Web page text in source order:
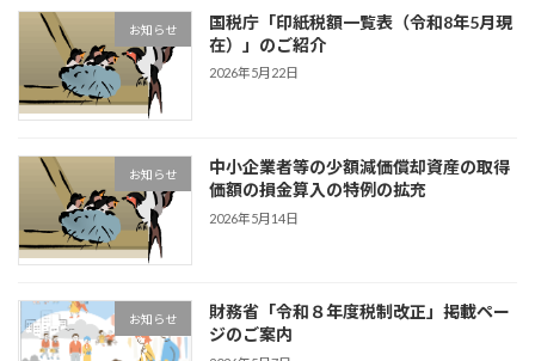
お知らせ
国税庁「印紙税額一覧表（令和8年5月現
在）」のご紹介
2026年5月22日
お知らせ
中小企業者等の少額減価償却資産の取得
価額の損金算入の特例の拡充
2026年5月14日
お知らせ
財務省「令和８年度税制改正」掲載ペー
ジのご案内